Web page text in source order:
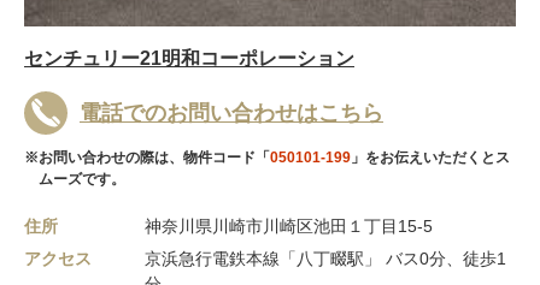
センチュリー21明和コーポレーション
電話でのお問い合わせはこちら
※お問い合わせの際は、物件コード「050101-199 」をお伝えいただくとス
ムーズです。
住所
神奈川県川崎市川崎区池田１丁目15-5
アクセス
京浜急行電鉄本線「八丁畷駅」 バス0分、徒歩1